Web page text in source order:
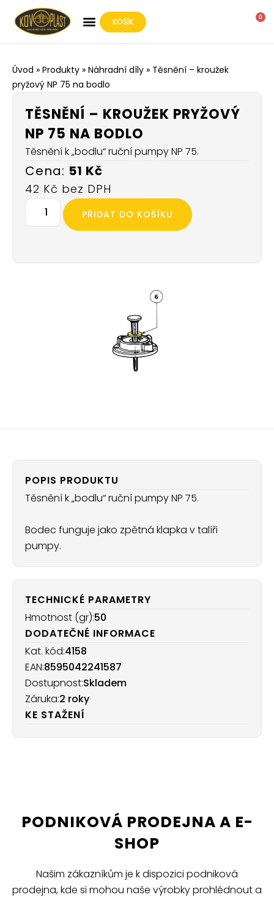
KOŠÍK 0
Úvod » Produkty » Náhradní díly » Těsnění – kroužek
pryžový NP 75 na bodlo
TĚSNĚNÍ – KROUŽEK PRYŽOVÝ
NP 75 NA BODLO
Těsnění k „bodlu“ ruční pumpy NP 75.
51 Kč
42 Kč
PŘIDAT DO KOŠÍKU
POPIS PRODUKTU
Těsnění k „bodlu“ ruční pumpy NP 75.
Bodec funguje jako zpětná klapka v talíři
pumpy.
TECHNICKÉ PARAMETRY
Hmotnost (gr):50
DODATEČNÉ INFORMACE
Kat. kód:4158
EAN:8595042241587
Dostupnost:Skladem
Záruka:2 roky
KE STAŽENÍ
PODNIKOVÁ PRODEJNA A E-
SHOP
Našim zákazníkům je k dispozici podniková
prodejna, kde si mohou naše výrobky prohlédnout a